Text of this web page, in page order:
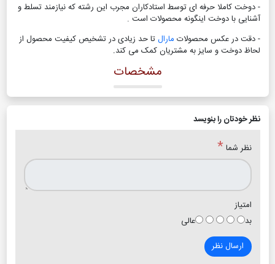
- دوخت کاملا حرفه ای توسط استادکاران مجرب این رشته که نیازمند تسلط و
آشنایی با دوخت اینگونه محصولات است .
- دقت در عکس محصولات مارالتا حد زیادی در تشخیص کیفیت محصول از
لحاظ دوخت و سایز به مشتریان کمک می کند.
مشخصات
نظر خودتان را بنویسد
نظر شما *
امتیاز
بد
عالی
ارسال نظر